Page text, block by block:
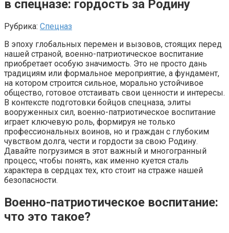
в спецназе: гордость за Родину
Рубрика: Спецназ
В эпоху глобальных перемен и вызовов, стоящих перед
нашей страной, военно-патриотическое воспитание
приобретает особую значимость. Это не просто дань
традициям или формальное мероприятие, а фундамент,
на котором строится сильное, морально устойчивое
общество, готовое отстаивать свои ценности и интересы.
В контексте подготовки бойцов спецназа, элиты
вооруженных сил, военно-патриотическое воспитание
играет ключевую роль, формируя не только
профессиональных воинов, но и граждан с глубоким
чувством долга, чести и гордости за свою Родину.
Давайте погрузимся в этот важный и многогранный
процесс, чтобы понять, как именно куется сталь
характера в сердцах тех, кто стоит на страже нашей
безопасности.
Военно-патриотическое воспитание:
что это такое?